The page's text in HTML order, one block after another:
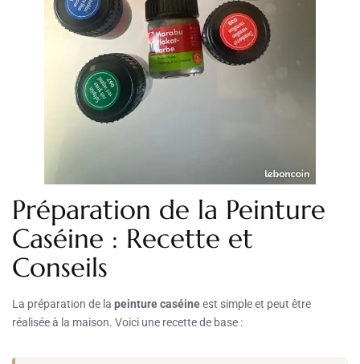
Préparation de la Peinture
Caséine : Recette et
Conseils
La préparation de la peinture caséineest simple et peut être
réalisée à la maison. Voici une recette de base :